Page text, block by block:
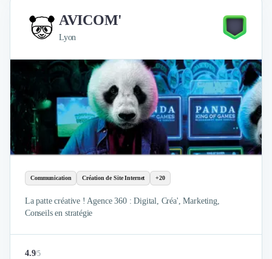
AVICOM'
Lyon
Communication Création de Site Internet +20
La patte créative ! Agence 360 : Digital, Créa', Marketing,
Conseils en stratégie
4.9/5